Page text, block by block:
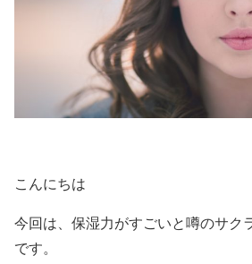
こんにちは
今回は、保湿力がすごいと噂のサク
です。